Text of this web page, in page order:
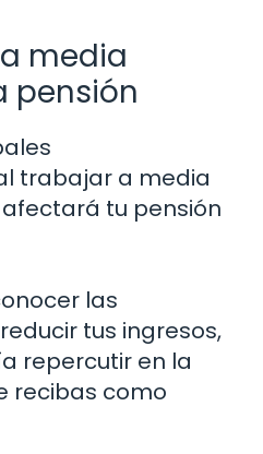
media
pensión
trabajar a media
tu pensión
las
tus ingresos,
repercutir en la
recibas como